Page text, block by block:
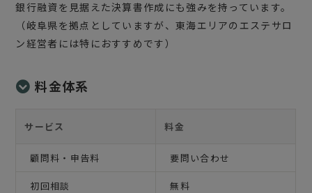
銀行融資を見据えた決算書作成にも強みを持っています。
（岐阜県を拠点としていますが、東海エリアのエステサロ
ン経営者には特におすすめです）
料金体系
サービス 料金
顧問料・申告料 要問い合わせ
初回相談 無料